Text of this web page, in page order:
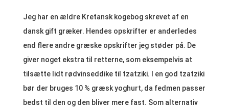
Jeg har en ældre Kretansk kogebog skrevet af en
dansk gift græker. Hendes opskrifter er anderledes
end flere andre græske opskrifter jeg støder på. De
giver noget ekstra til retterne, som eksempelvis at
tilsætte lidt rødvinseddike til tzatziki. I en god tzatziki
bør der bruges 10 % græsk yoghurt, da fedmen passer
bedst til den og den bliver mere fast. Som alternativ